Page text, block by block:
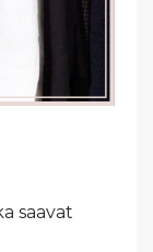
saavat